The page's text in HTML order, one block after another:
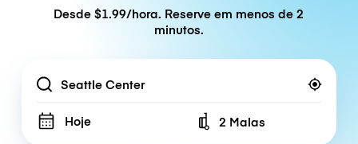
Desde $1.99/hora. Reserve em menos de 2
minutos.
Location
Hoje Number of bags
2 Malas